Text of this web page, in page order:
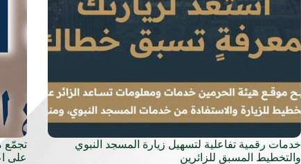
خدمات رقمية تفاعلية لتسهيل زيارة المسجد النبوي
والتخطيط المسبق للزائرين
على